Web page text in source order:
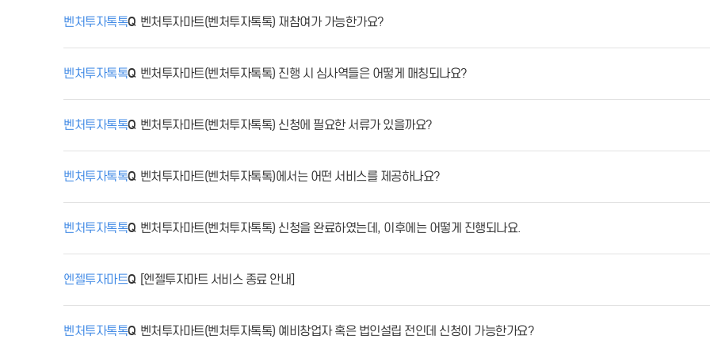
벤처투자톡톡 벤처투자마트(벤처투자톡톡) 재참여가 가능한가요?
벤처투자톡톡 벤처투자마트(벤처투자톡톡) 진행 시 심사역들은 어떻게 매칭되나요?
벤처투자톡톡 벤처투자마트(벤처투자톡톡) 신청에 필요한 서류가 있을까요?
벤처투자톡톡 벤처투자마트(벤처투자톡톡)에서는 어떤 서비스를 제공하나요?
벤처투자톡톡 벤처투자마트(벤처투자톡톡) 신청을 완료하였는데, 이후에는 어떻게 진행되나요.
엔젤투자마트 [엔젤투자마트 서비스 종료 안내]
벤처투자톡톡 벤처투자마트(벤처투자톡톡) 예비창업자 혹은 법인설립 전인데 신청이 가능한가요?